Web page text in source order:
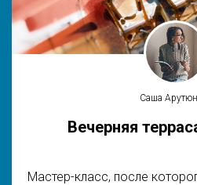
Саша
Вечерняя
Мастер-класс, после